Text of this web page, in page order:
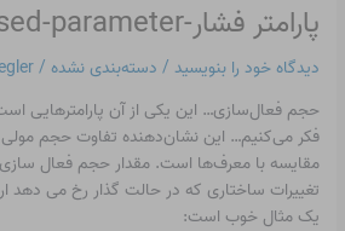
پارامتر فشار-a-rarely-used-parameter
دیدگاه‌ خود را بنویسید / دسته‌بندی نشده /
حجم فعال‌سازی… این یکی از آن پارامترهایی
فکر می‌کنیم… این نشان‌دهنده تفاوت حجم مولی
مقایسه با معرف‌ها است. مقدار حجم فعال سازی
تغییرات ساختاری که در حالت گذار رخ می دهد
یک مثال خوب است:
پارامتر
فشار-
a-
rarely-
used-
parameter